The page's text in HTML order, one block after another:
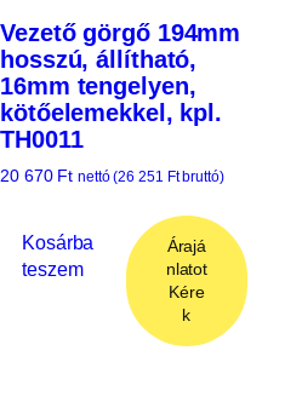
Vezető görgő 194mm
hosszú, állítható,
16mm tengelyen,
kötőelemekkel, kpl.
TH0011
20 670 Ft nettó (26 251 Ftbruttó)
Kosárba
teszem
Árajá
nlatot
Kére
k